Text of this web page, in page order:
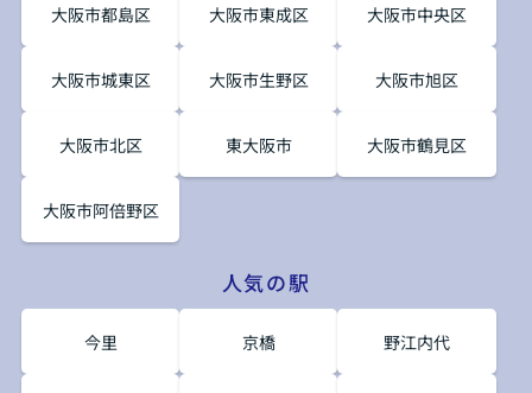
大阪市都島区 大阪市東成区 大阪市中央区
大阪市城東区 大阪市生野区 大阪市旭区
大阪市北区 東大阪市 大阪市鶴見区
大阪市阿倍野区
人気の駅
今里 京橋 野江内代